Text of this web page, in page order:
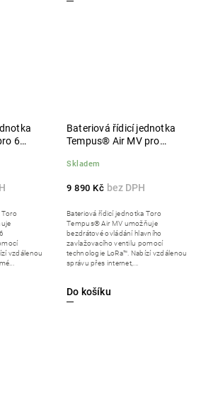
6
Toro
vzdálenou
Bateriová řídicí jednotka
Tempus® Air MV pro
připojení přes LoRa
Skladem
9 890 Kč
Do košíku
Bateriová řídicí jednotka Toro
Tempus® Air MV umožňuje
bezdrátové ovládání hlavního
zavlažovacího ventilu pomocí
technologie LoRa™. Nabízí vzdálenou
správu přes internet,...